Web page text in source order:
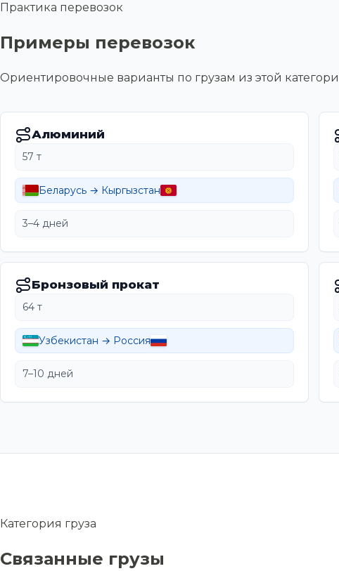
Практика перевозок
Примеры перевозок
Ориентировочные варианты по грузам из этой
Алюминий
57 т
Беларусь → Кыргызстан
3–4 дней
Бронзовый прокат
64 т
Узбекистан → Россия
7–10 дней
Категория груза
Связанные грузы